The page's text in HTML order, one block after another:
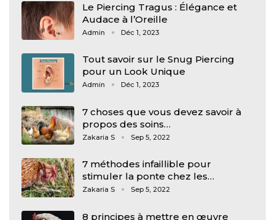
Le Piercing Tragus : Élégance et
Audace à l’Oreille
Admin Déc 1, 2023
Tout savoir sur le Snug Piercing
pour un Look Unique
Admin Déc 1, 2023
7 choses que vous devez savoir à
propos des soins…
Zakaria S Sep 5, 2022
7 méthodes infaillible pour
stimuler la ponte chez les…
Zakaria S Sep 5, 2022
8 principes à mettre en œuvre